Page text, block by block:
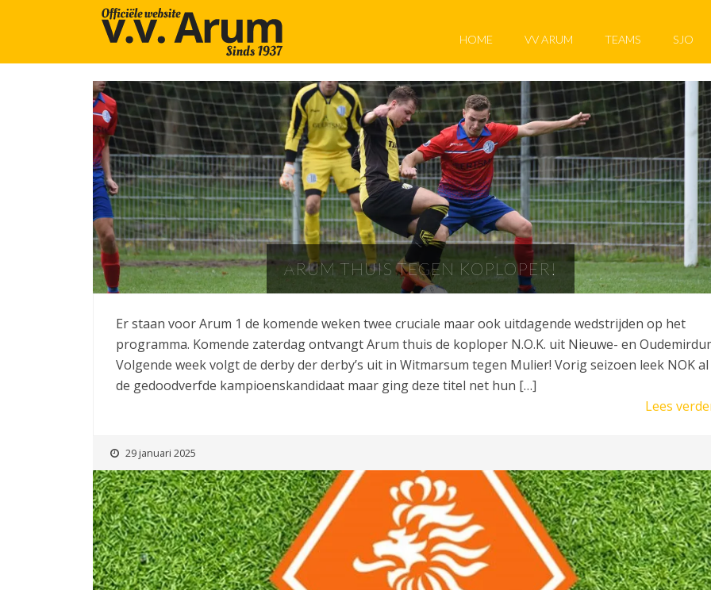
HOME VV ARUM TEAMS SJO
ARUM THUIS TEGEN KOPLOPER!
Er staan voor Arum 1 de komende weken twee cruciale maar ook uitdagende wedstrijden op het
programma. Komende zaterdag ontvangt Arum thuis de koploper N.O.K. uit Nieuwe- en
Volgende week volgt de derby der derby’s uit in Witmarsum tegen Mulier! Vorig seizoen leek NOK al
de gedoodverfde kampioenskandidaat maar ging deze titel net hun […]
Lees
29 januari 2025